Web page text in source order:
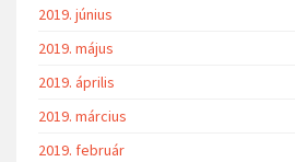
2019. június
2019. május
2019. április
2019. március
2019. február